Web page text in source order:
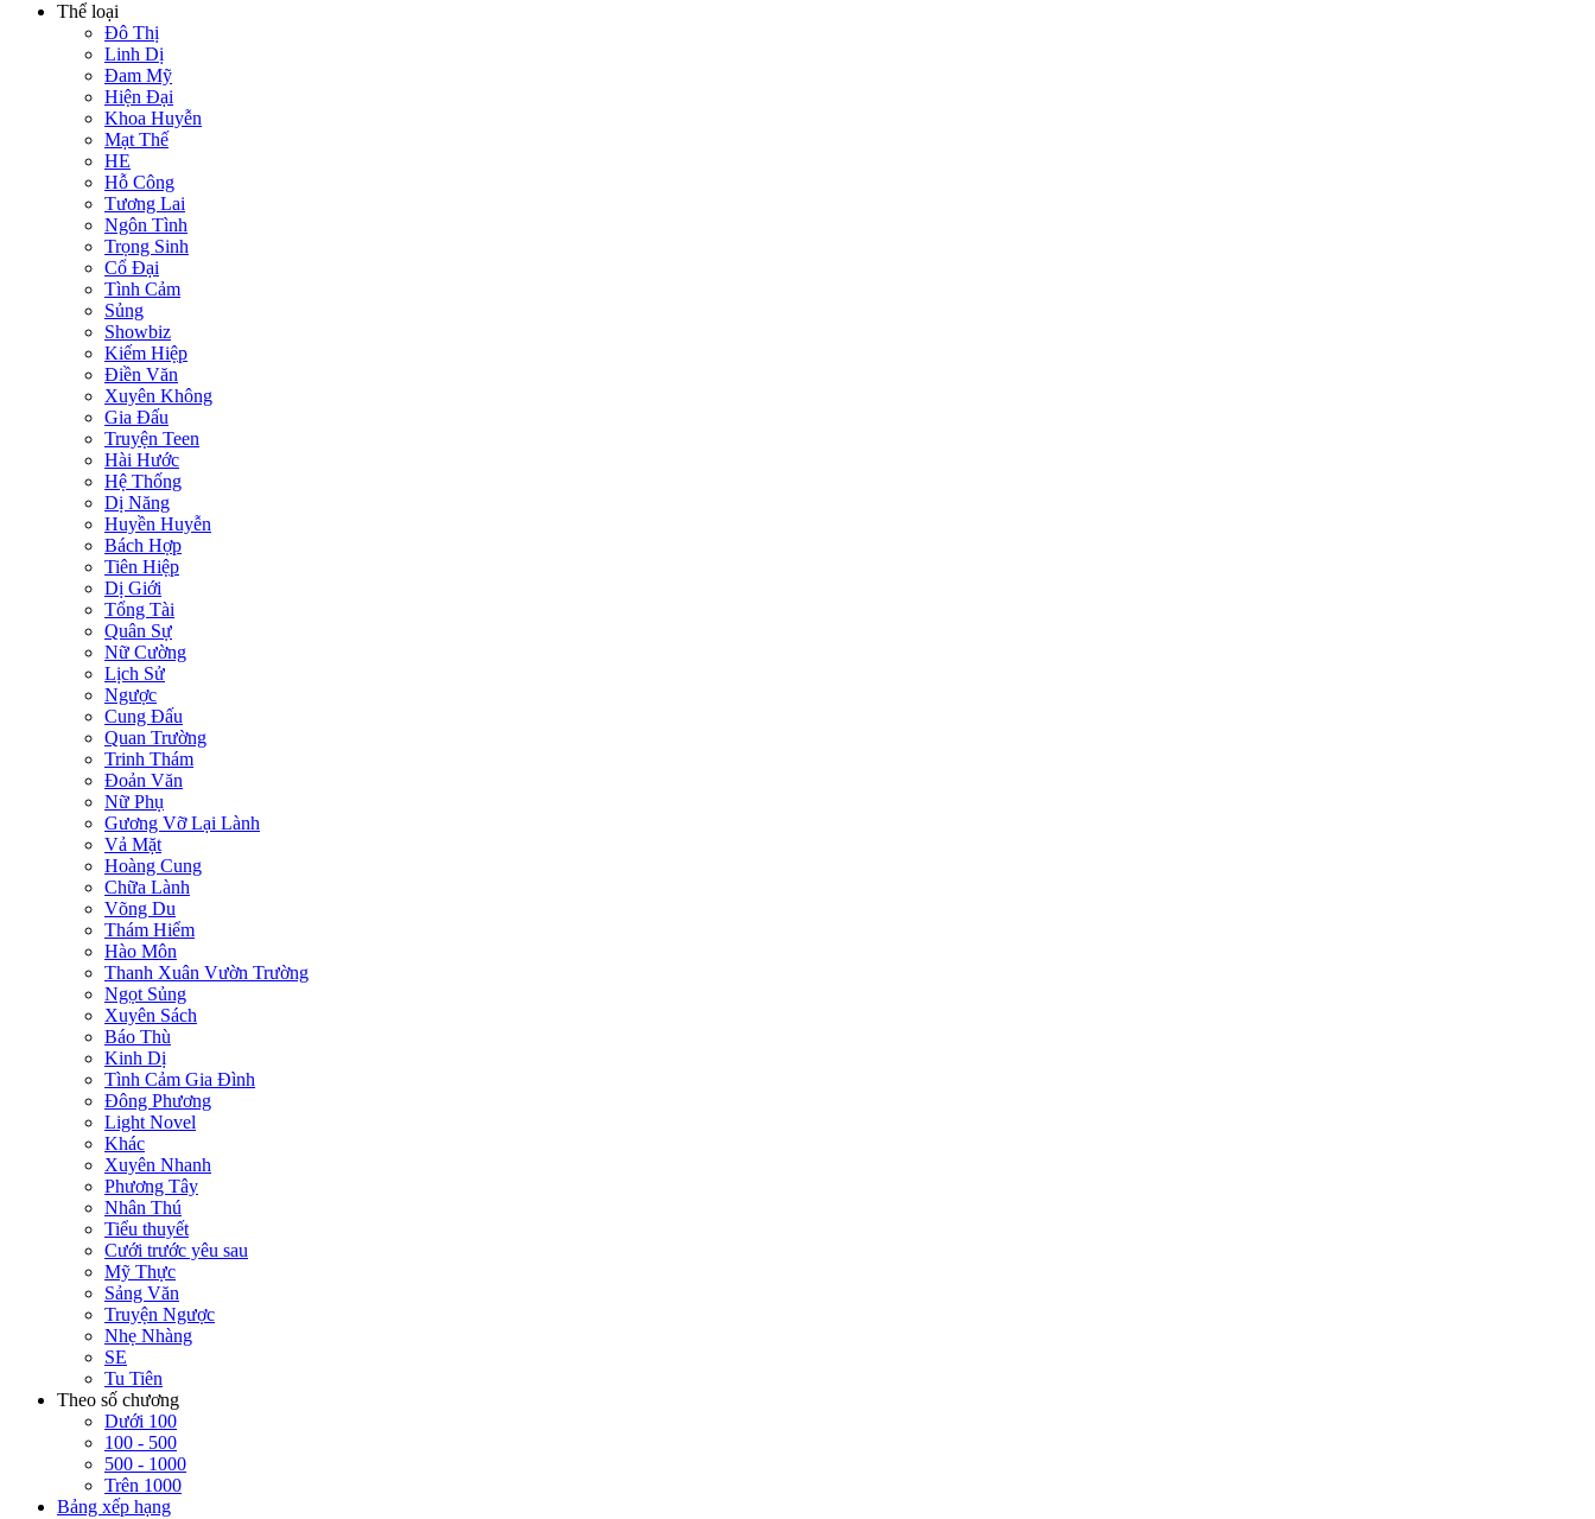
Thể loại
Đô Thị
Linh Dị
Đam Mỹ
Hiện Đại
Khoa Huyễn
Mạt Thế
HE
Hỗ Công
Tương Lai
Ngôn Tình
Trọng Sinh
Cổ Đại
Tình Cảm
Sủng
Showbiz
Kiếm Hiệp
Điền Văn
Xuyên Không
Gia Đấu
Truyện Teen
Hài Hước
Hệ Thống
Dị Năng
Huyền Huyễn
Bách Hợp
Tiên Hiệp
Dị Giới
Tổng Tài
Quân Sự
Nữ Cường
Lịch Sử
Ngược
Cung Đấu
Quan Trường
Trinh Thám
Đoản Văn
Nữ Phụ
Gương Vỡ Lại Lành
Vả Mặt
Hoàng Cung
Chữa Lành
Võng Du
Thám Hiểm
Hào Môn
Thanh Xuân Vườn Trường
Ngọt Sủng
Xuyên Sách
Báo Thù
Kinh Dị
Tình Cảm Gia Đình
Đông Phương
Light Novel
Khác
Xuyên Nhanh
Phương Tây
Nhân Thú
Tiểu thuyết
Cưới trước yêu sau
Mỹ Thực
Sảng Văn
Truyện Ngược
Nhẹ Nhàng
SE
Tu Tiên
Theo số chương
Dưới 100
100 - 500
500 - 1000
Trên 1000
Bảng xếp hạng